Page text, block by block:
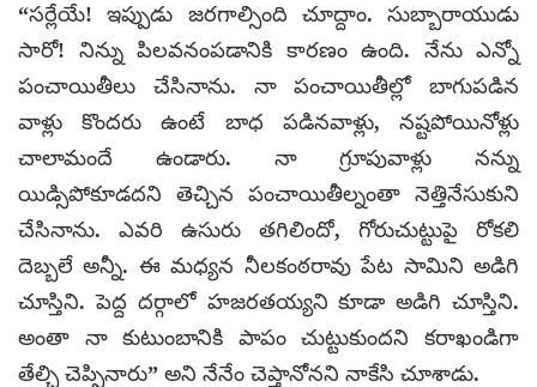
“సర్లేయే! ఇప్పుడు జరగాల్సింది చూద్దాం. సుబ్బారాయుడు
సారో! నిన్ను పిలవనంపడానికి కారణం ఉంది. నేను ఎన్నో
పంచాయితీలు చేసినాను. నా పంచాయితీల్లో బాగుపడిన
వాళ్లు కొందరు ఉంటే బాధ పడినవాళ్లు, నష్టపోయినోళ్లు
చాలామందే ఉండారు. నా గ్రూపువాళ్లు నన్ను
యిడ్సిపోకూడదని తెచ్చిన పంచాయితీల్నంతా నెత్తినేసుకుని
చేసినాను. ఎవరి ఉసురు తగిలిందో, గోరుచుట్టుపై రోకలి
దెబ్బలే అన్నీ. ఈ మధ్యన నీలకంఠరావు పేట సామిని అడిగి
చూస్తిని. పెద్ద దర్గాలో హజరతయ్యని కూడా అడిగి చూస్తిని.
అంతా నా కుటుంబానికి పాపం చుట్టుకుందని కరాఖండిగా
తేల్చి చెప్పినారు” అని నేనేం చెప్తానోనని నాకేసి చూశాడు.